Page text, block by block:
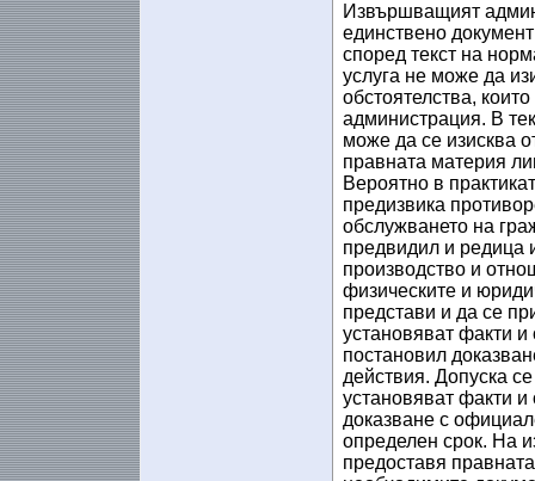
Извършващият
единствено
според текст на
услуга не може да
обстоятелства,
администрация. В
може да се изисква
правната материя
Вероятно в
предизвика
обслужването на
предвидил и редица
производство и
физическите и
представи и да се
установяват факти и
постановил
действия. Допуска
установяват факти и
доказване с
определен срок. На
предоставя